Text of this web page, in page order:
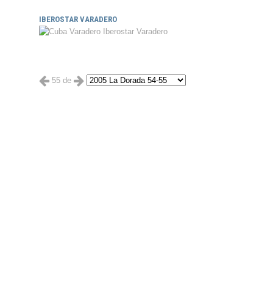
IBEROSTAR VARADERO
55 de